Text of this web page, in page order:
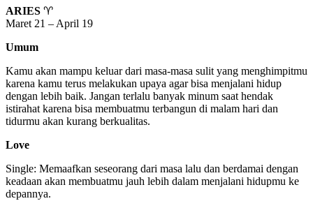
ARIES ♈
Maret 21 – April 19
Umum
Kamu akan mampu keluar dari masa-masa sulit yang menghimpitmu
karena kamu terus melakukan upaya agar bisa menjalani hidup
dengan lebih baik. Jangan terlalu banyak minum saat hendak
istirahat karena bisa membuatmu terbangun di malam hari dan
tidurmu akan kurang berkualitas.
Love
Single: Memaafkan seseorang dari masa lalu dan berdamai dengan
keadaan akan membuatmu jauh lebih dalam menjalani hidupmu ke
depannya.